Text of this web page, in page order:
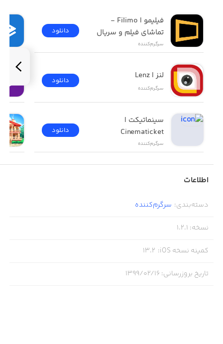
تماشای فیلم و سریال
سرگرم‌کننده
دانلود
لنز | Lenz
سرگرم‌کننده
دانلود
Cinematicket
سرگرم‌کننده
دانلود
اطلاعات
دسته‌بندی: سرگرم‌کننده
نسخه:
1.2.1
کمینه نسخه iOS :
13.2
تاریخ بروزرسانی: ۱۳۹۹/۰۲/۱۶